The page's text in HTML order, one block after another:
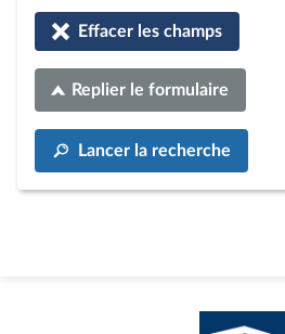
Effacer les champs
Replier le formulaire
Lancer la recherche